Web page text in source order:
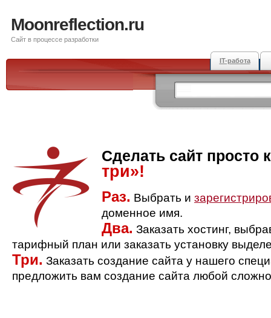
Moonreflection.ru
Сайт в процессе разработки
IT-работа
Сделать сайт просто
три»!
Раз. Выбрать и
доменное имя.
Два. Заказать хостинг,
тарифный план или заказать установку
Три. Заказать создание сайта у нашего
предложить вам создание сайта любой